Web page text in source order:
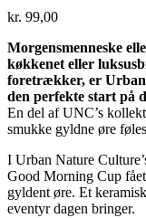
kr. 99,00
Morgensmenneske
køkkenet eller
foretrækker, er
den perfekte start på
En del af UNC’s
smukke gyldne øre
I Urban Nature
Good Morning Cup
gyldent øre. Et
eventyr dagen bringer.